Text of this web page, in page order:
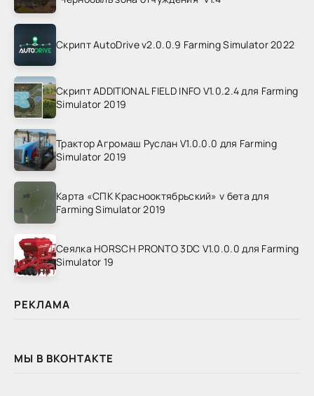
Скрипт AutoDrive v2.0.0.9 Farming Simulator 2022
Скрипт ADDITIONAL FIELD INFO V1.0.2.4 для Farming
Simulator 2019
Трактор Агромаш Руслан V1.0.0.0 для Farming
Simulator 2019
Карта «СПК Краснооктябрьский» v бета для
Farming Simulator 2019
Сеялка HORSCH PRONTO 3DC V1.0.0.0 для Farming
Simulator 19
РЕКЛАМА
МЫ В ВКОНТАКТЕ